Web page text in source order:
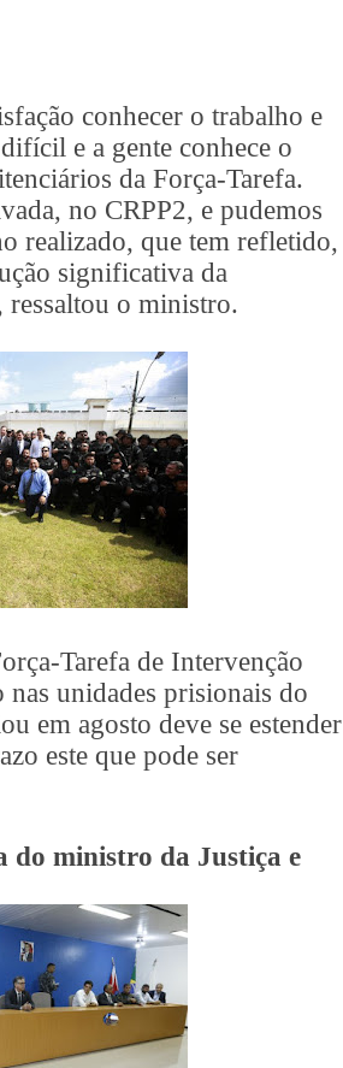
conhecer o trabalho e
e a gente conhece o
da Força-Tarefa.
no CRPP2, e pudemos
realizado, que tem refletido,
significativa da
ressaltou o ministro.
Tarefa de Intervenção
nas unidades prisionais do
em agosto deve se estender
este que pode ser
do ministro da Justiça e